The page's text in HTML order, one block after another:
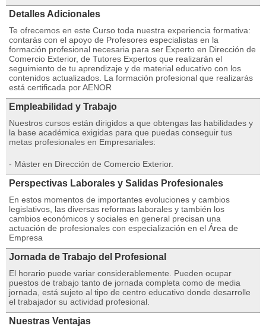
Detalles Adicionales
Te ofrecemos en este Curso toda nuestra experiencia formativa:
contarás con el apoyo de Profesores especialistas en la
formación profesional necesaria para ser Experto en Dirección de
Comercio Exterior, de Tutores Expertos que realizarán el
seguimiento de tu aprendizaje y de material educativo con los
contenidos actualizados. La formación profesional que realizarás
está certificada por AENOR
Empleabilidad y Trabajo
Nuestros cursos están dirigidos a que obtengas las habilidades y
la base académica exigidas para que puedas conseguir tus
metas profesionales en Empresariales:
- Máster en Dirección de Comercio Exterior.
Perspectivas Laborales y Salidas Profesionales
En estos momentos de importantes evoluciones y cambios
legislativos, las diversas reformas laborales y también los
cambios económicos y sociales en general precisan una
actuación de profesionales con especialización en el Área de
Empresa
Jornada de Trabajo del Profesional
El horario puede variar considerablemente. Pueden ocupar
puestos de trabajo tanto de jornada completa como de media
jornada, está sujeto al tipo de centro educativo donde desarrolle
el trabajador su actividad profesional.
Nuestras Ventajas